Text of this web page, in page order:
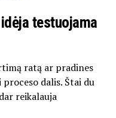
testuojama
ratą ar pradines
dalis. Štai du
reikalauja